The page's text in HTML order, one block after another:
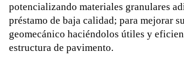
potencializando materiales granulares
préstamo de baja calidad; para mejorar
geomecánico haciéndolos útiles y
estructura de pavimento.